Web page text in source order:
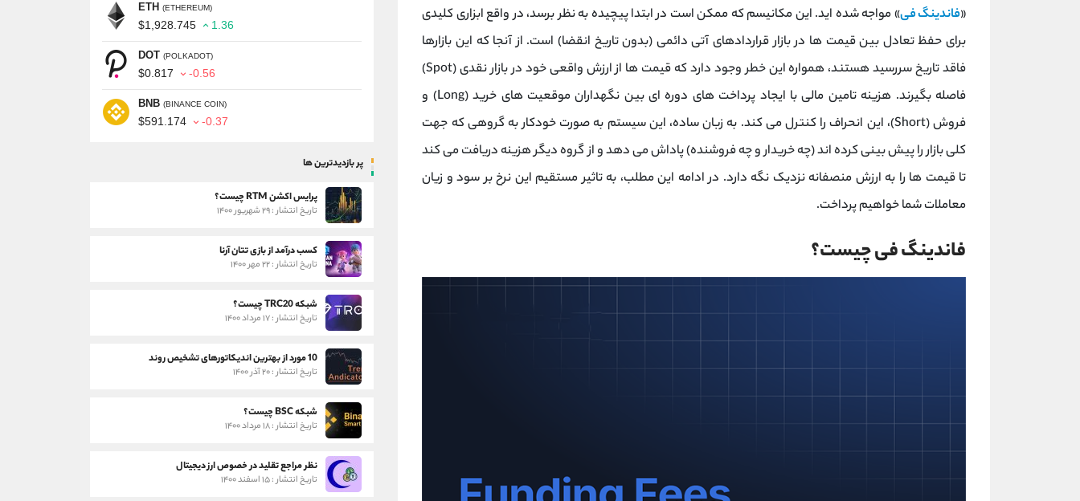
«فاندینگ فی» مواجه شده ‌اید. این مکانیسم که ممکن است در ابتدا پیچیده به نظر برسد، در واقع ابزاری کلیدی
برای حفظ تعادل بین قیمت‌ ها در بازار قراردادهای آتی دائمی (بدون تاریخ انقضا) است. از آنجا که این بازارها
فاقد تاریخ سررسید هستند، همواره این خطر وجود دارد که قیمت‌ ها از ارزش واقعی خود در بازار نقدی (Spot)
فاصله بگیرند. هزینه تامین مالی با ایجاد پرداخت‌ های دوره‌ ای بین نگهداران موقعیت ‌های خرید (Long) و
فروش (Short)، این انحراف را کنترل می‌ کند. به زبان ساده، این سیستم به ‌صورت خودکار به گروهی که جهت
کلی بازار را پیش ‌بینی کرده ‌اند (چه خریدار و چه فروشنده) پاداش می ‌دهد و از گروه دیگر هزینه دریافت می‌ کند
تا قیمت‌ ها را به ارزش منصفانه نزدیک نگه دارد. در ادامه این مطلب، به تاثیر مستقیم این نرخ بر سود و زیان
معاملات شما خواهیم پرداخت.
فاندینگ فی چیست؟
ETH (ETHEREUM)
$1,928.745 1.36
DOT (POLKADOT)
$0.817 -0.56
BNB (BINANCE COIN)
$591.174 -0.37
پر بازدیدترین ها
پرایس اکشن RTM چیست؟
تاریخ انتشار : ۲۹ شهریور ۱۴۰۰
کسب درآمد از بازی تتان آرنا
تاریخ انتشار : ۲۲ مهر ۱۴۰۰
شبکه TRC20 چیست؟
تاریخ انتشار : ۱۷ مرداد ۱۴۰۰
10 مورد از بهترین اندیکاتورهای تشخیص روند
تاریخ انتشار : ۲۰ آذر ۱۴۰۰
شبکه BSC چیست؟
تاریخ انتشار : ۱۸ مرداد ۱۴۰۰
نظر مراجع تقلید در خصوص ارز دیجیتال
تاریخ انتشار : ۱۵ اسفند ۱۴۰۰